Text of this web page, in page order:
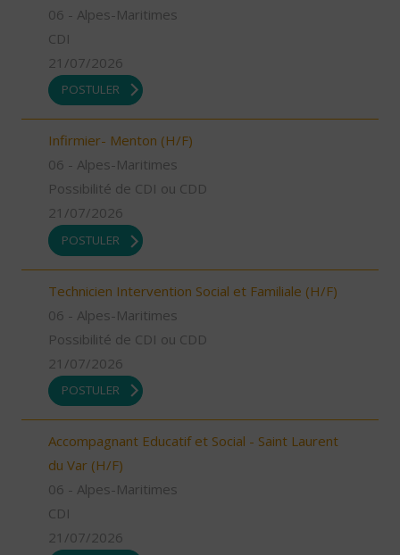
06 - Alpes-Maritimes
CDI
21/07/2026
POSTULER
Infirmier- Menton (H/F)
06 - Alpes-Maritimes
Possibilité de CDI ou CDD
21/07/2026
POSTULER
Technicien Intervention Social et Familiale (H/F)
06 - Alpes-Maritimes
Possibilité de CDI ou CDD
21/07/2026
POSTULER
Accompagnant Educatif et Social - Saint Laurent
du Var (H/F)
06 - Alpes-Maritimes
CDI
21/07/2026